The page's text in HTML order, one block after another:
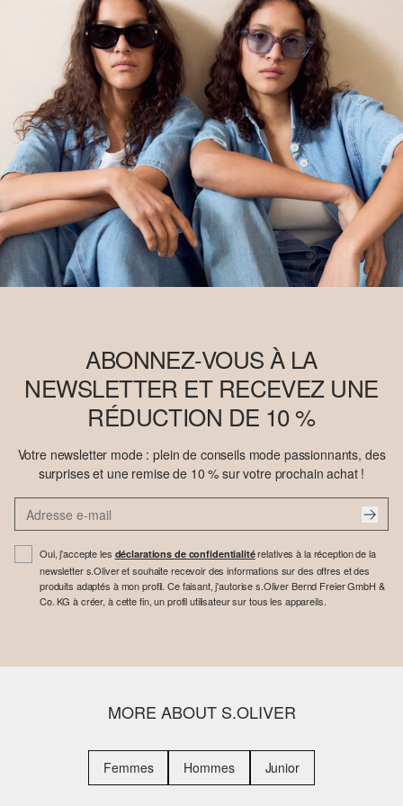
ABONNEZ-VOUS À LA
NEWSLETTER ET RECEVEZ UNE
RÉDUCTION DE 10 %
Votre newsletter mode : plein de conseils mode passionnants, des
surprises et une remise de 10 % sur votre prochain achat !
Oui, j'accepte les déclarations de confidentialitérelatives à la réception de la
newsletter s.Oliver et souhaite recevoir des informations sur des offres et des
produits adaptés à mon profil. Ce faisant, j'autorise s.Oliver Bernd Freier GmbH &
Co. KG à créer, à cette fin, un profil utilisateur sur tous les appareils.
MORE ABOUT S.OLIVER
Femmes Hommes Junior